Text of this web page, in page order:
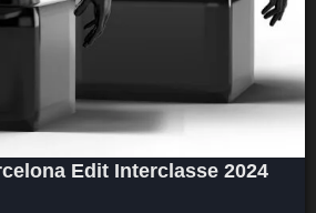
Edit Interclasse 2024